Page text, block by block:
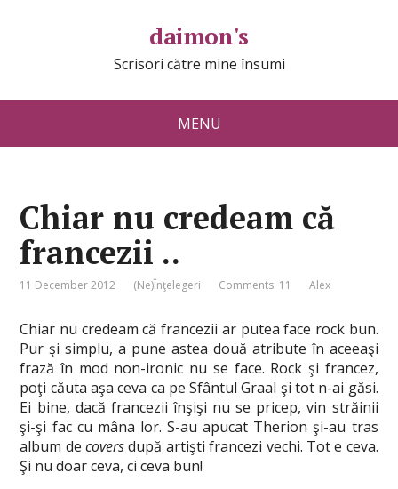
daimon's
Scrisori către mine însumi
MENU
Chiar nu credeam că
francezii ..
11 December 2012 (Ne)Înţelegeri Comments: 11 Alex
Chiar nu credeam că francezii ar putea face rock bun.
Pur şi simplu, a pune astea două atribute în aceeaşi
frază în mod non-ironic nu se face. Rock şi francez,
poţi căuta aşa ceva ca pe Sfântul Graal şi tot n-ai găsi.
Ei bine, dacă francezii înşişi nu se pricep, vin străinii
şi-şi fac cu mâna lor. S-au apucat Therion şi-au tras
album decoversdupă artişti francezi vechi. Tot e ceva.
Şi nu doar ceva, ci ceva bun!